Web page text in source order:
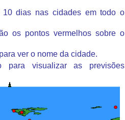
10 dias nas cidades em todo o
os pontos vermelhos sobre o
ver o nome da cidade.
para visualizar as previsões